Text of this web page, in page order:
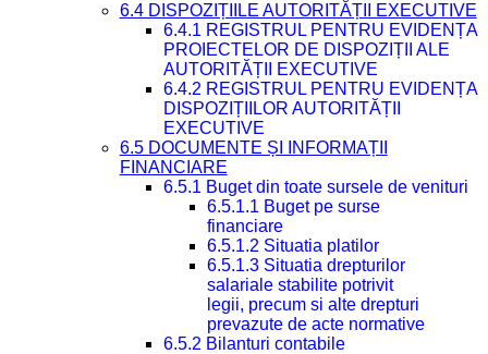
6.4 DISPOZIȚIILE AUTORITĂȚII EXECUTIVE
6.4.1 REGISTRUL PENTRU EVIDENȚA
PROIECTELOR DE DISPOZIȚII ALE
AUTORITĂȚII EXECUTIVE
6.4.2 REGISTRUL PENTRU EVIDENȚA
DISPOZIȚIILOR AUTORITĂȚII
EXECUTIVE
6.5 DOCUMENTE ȘI INFORMAȚII
FINANCIARE
6.5.1 Buget din toate sursele de venituri
6.5.1.1 Buget pe surse
financiare
6.5.1.2 Situatia platilor
6.5.1.3 Situatia drepturilor
salariale stabilite potrivit
legii, precum si alte drepturi
prevazute de acte normative
6.5.2 Bilanturi contabile